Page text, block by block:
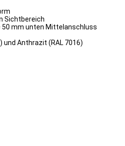
Sichtbereich
mm unten Mittelanschluss
und Anthrazit (RAL 7016)